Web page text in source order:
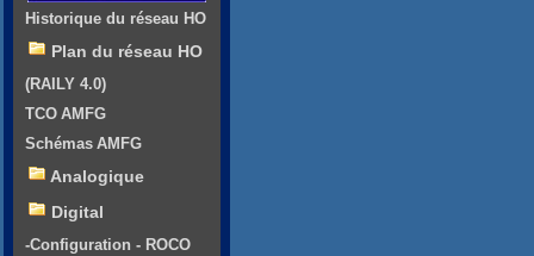
Historique du réseau HO
Plan du réseau HO
(RAILY 4.0)
TCO AMFG
Schémas AMFG
Analogique
Digital
-Configuration - ROCO